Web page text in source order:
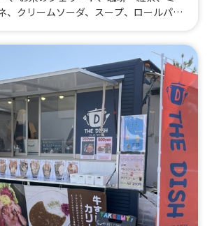
、クリームソーダ、スープ、ロールパン